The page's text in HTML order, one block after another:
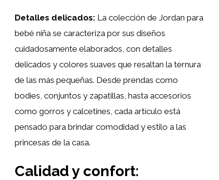
Detalles delicados: La colección de Jordan para
bebé niña se caracteriza por sus diseños
cuidadosamente elaborados, con detalles
delicados y colores suaves que resaltan la ternura
de las más pequeñas. Desde prendas como
bodies, conjuntos y zapatillas, hasta accesorios
como gorros y calcetines, cada artículo está
pensado para brindar comodidad y estilo a las
princesas de la casa.
Calidad y confort: